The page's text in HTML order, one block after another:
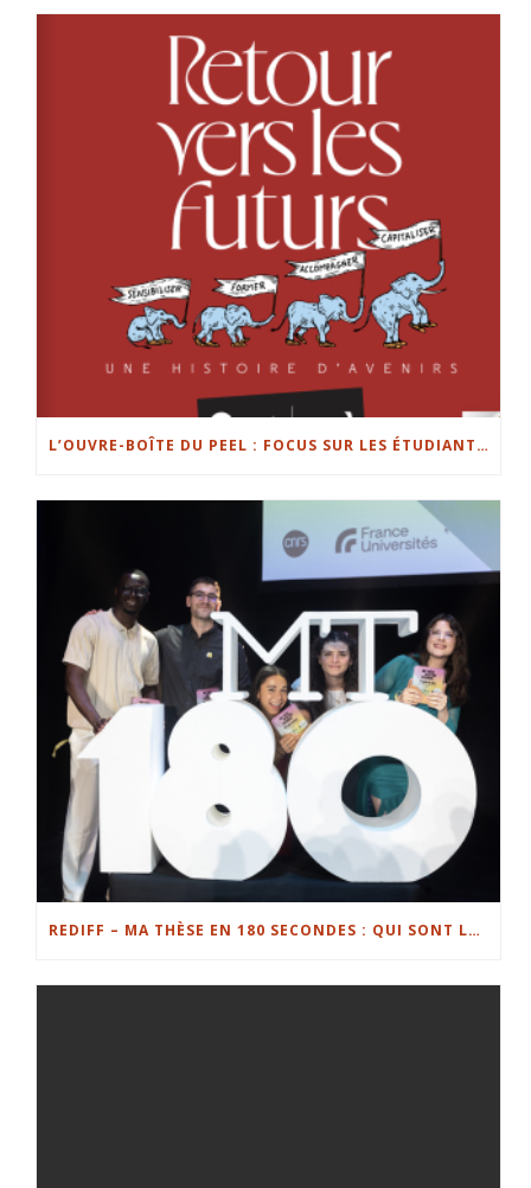
L’OUVRE-BOÎTE DU PEEL : FOCUS SUR LES ÉTUDIANTS ENTREPRENEURS DE L’UL
REDIFF – MA THÈSE EN 180 SECONDES : QUI SONT LES FINALISTES EN LORRAINE ?